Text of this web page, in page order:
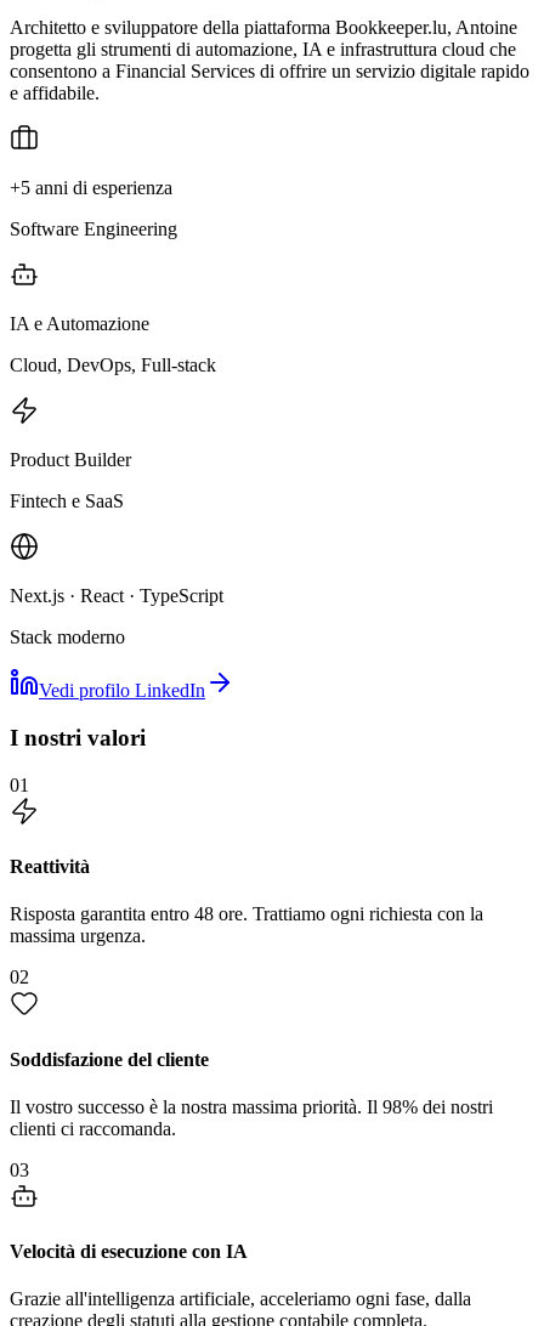
Architetto e sviluppatore della piattaforma Bookkeeper.lu, Antoine
progetta gli strumenti di automazione, IA e infrastruttura cloud che
consentono a Financial Services di offrire un servizio digitale rapido
e affidabile.
+5 anni di esperienza
Software Engineering
IA e Automazione
Cloud, DevOps, Full-stack
Product Builder
Fintech e SaaS
Next.js · React · TypeScript
Stack moderno
Vedi profilo LinkedIn
I nostri valori
01
Reattività
Risposta garantita entro 48 ore. Trattiamo ogni richiesta con la
massima urgenza.
02
Soddisfazione del cliente
Il vostro successo è la nostra massima priorità. Il 98% dei nostri
clienti ci raccomanda.
03
Velocità di esecuzione con IA
Grazie all'intelligenza artificiale, acceleriamo ogni fase, dalla
creazione degli statuti alla gestione contabile completa.